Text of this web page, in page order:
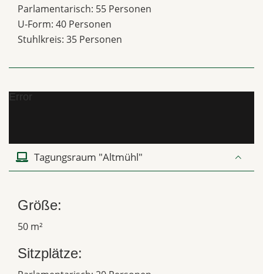
Parlamentarisch: 55 Personen
U-Form: 40 Personen
Stuhlkreis: 35 Personen
Error
Tagungsraum "Altmühl"
Größe:
50 m²
Sitzplätze: